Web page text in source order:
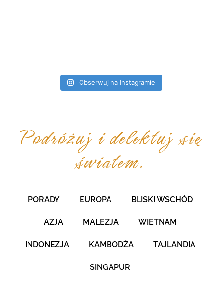
Obserwuj na Instagramie
Podróżuj i delektuj się
światem.
PORADY EUROPA BLISKI WSCHÓD
AZJA MALEZJA WIETNAM
INDONEZJA KAMBODŻA TAJLANDIA
SINGAPUR